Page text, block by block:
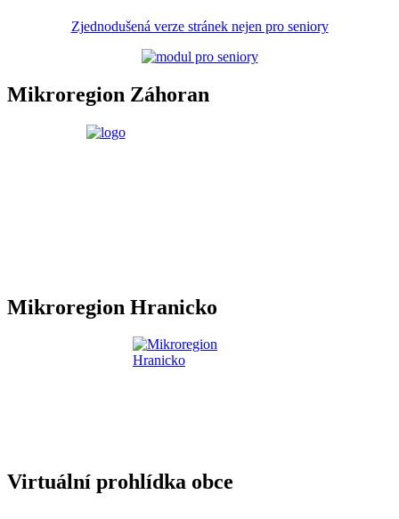
Zjednodušená verze stránek nejen pro seniory
Mikroregion Záhoran
Mikroregion Hranicko
Virtuální prohlídka obce